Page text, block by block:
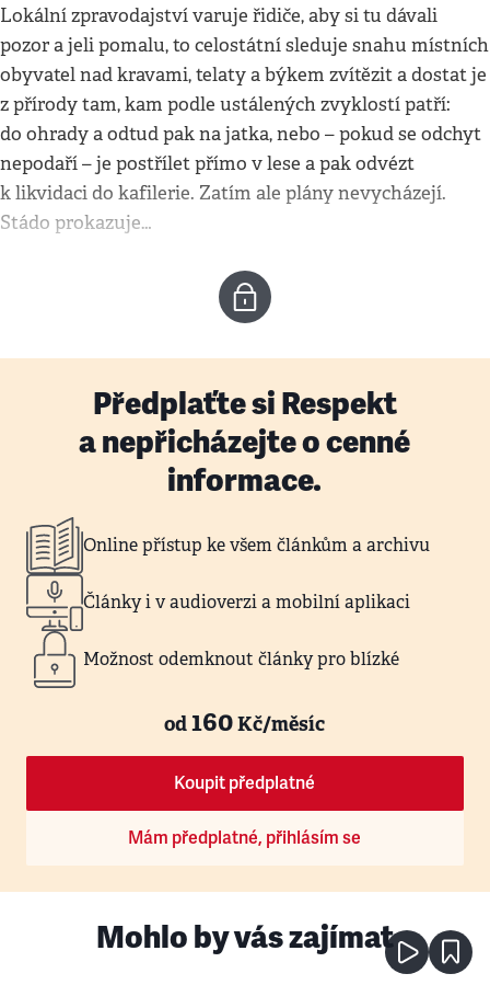
Lokální zpravodajství varuje řidiče, aby si tu dávali
pozor a jeli pomalu, to celostátní sleduje snahu místních
obyvatel nad kravami, telaty a býkem zvítězit a dostat je
z přírody tam, kam podle ustálených zvyklostí patří:
do ohrady a odtud pak na jatka, nebo – pokud se odchyt
nepodaří – je postřílet přímo v lese a pak odvézt
k likvidaci do kafilerie. Zatím ale plány nevycházejí.
Stádo prokazuje…
Předplaťte si Respekt
a nepřicházejte o cenné
informace.
Online přístup ke všem článkům a archivu
Články i v audioverzi a mobilní aplikaci
Možnost odemknout články pro blízké
od160Kč/měsíc
Koupit předplatné
Mám předplatné, přihlásím se
Mohlo by vás zajímat